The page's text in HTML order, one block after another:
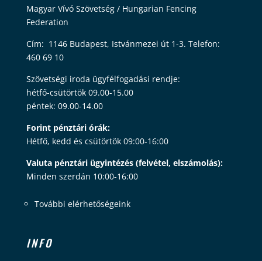
Magyar Vívó Szövetség / Hungarian Fencing
Federation
Cím: 1146 Budapest, Istvánmezei út 1-3. Telefon:
460 69 10
Szövetségi iroda ügyfélfogadási rendje:
hétfő-csütörtök 09.00-15.00
péntek: 09.00-14.00
Forint pénztári órák:
Hétfő, kedd és csütörtök 09:00-16:00
Valuta pénztári ügyintézés (felvétel, elszámolás):
Minden szerdán 10:00-16:00
További elérhetőségeink
INFO